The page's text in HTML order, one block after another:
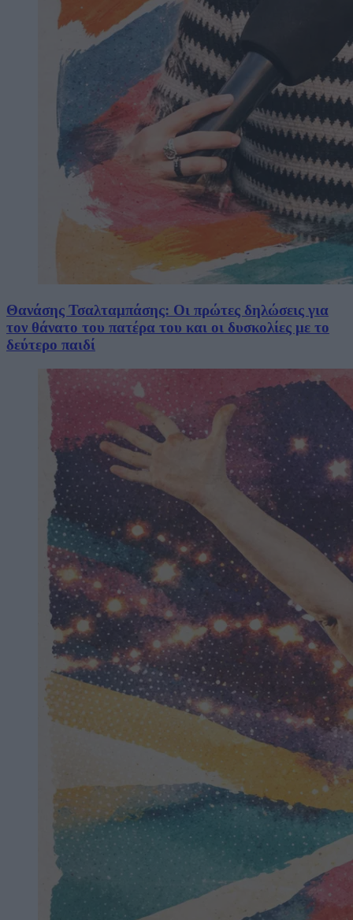
Θανάσης Τσαλταμπάσης: Οι πρώτες δηλώσεις για
τον θάνατο του πατέρα του και οι δυσκολίες με το
δεύτερο παιδί